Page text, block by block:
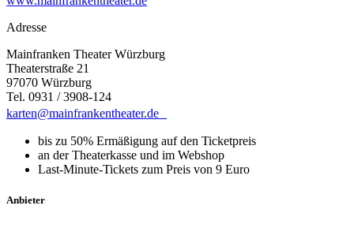
Adresse
Mainfranken Theater Würzburg
Theaterstraße 21
97070 Würzburg
Tel. 0931 / 3908-124
karten@mainfrankentheater.de
bis zu 50% Ermäßigung auf den Ticketpreis
an der Theaterkasse und im Webshop
Last-Minute-Tickets zum Preis von 9 Euro
Anbieter